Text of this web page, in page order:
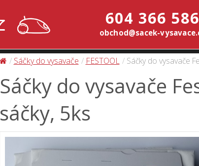
604 366 586
obchod@sacek-
Sáčky do vysavače FESTOOL Sáčky do vysavače
Sáčky do vysavače
sáčky, 5ks